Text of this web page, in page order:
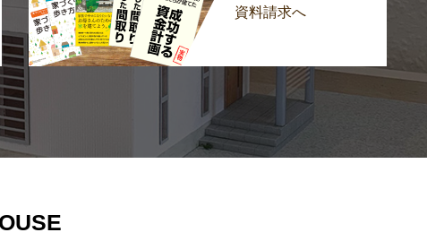
資料請求へ